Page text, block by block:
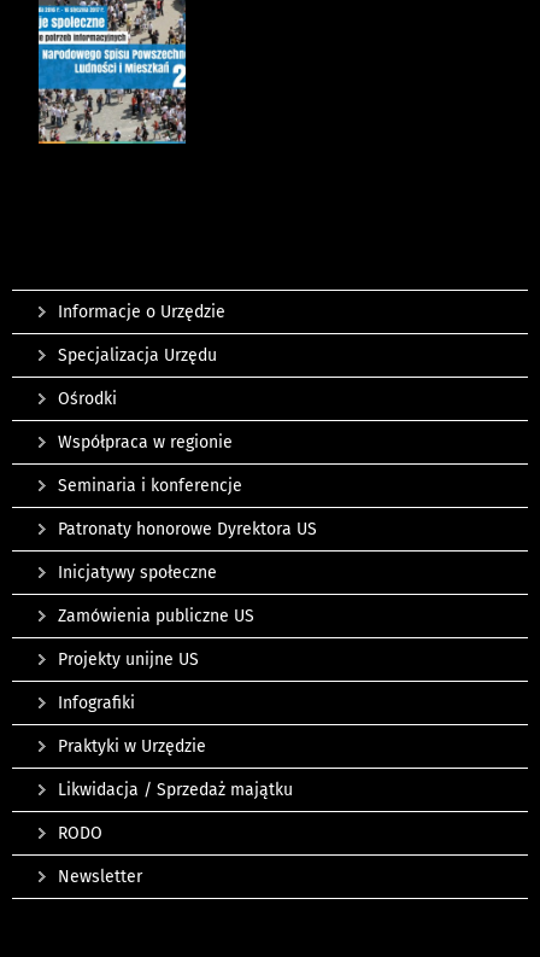
Informacje o Urzędzie
Specjalizacja Urzędu
Ośrodki
Współpraca w regionie
Seminaria i konferencje
Patronaty honorowe Dyrektora US
Inicjatywy społeczne
Zamówienia publiczne US
Projekty unijne US
Infografiki
Praktyki w Urzędzie
Likwidacja / Sprzedaż majątku
RODO
Newsletter